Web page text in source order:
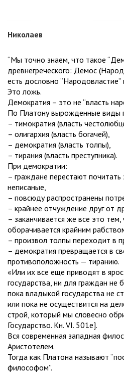
Николаев
“Мы точно знаем, что такое
древнегреческого: Демос
есть дословно “Народовластие”
Это ложь.
Демократия – это не “власть
По Платону вырожденные виды
– тимократия (власть
– олигархия (власть богачей),
– демократия (власть толпы),
– тирания (власть преступника).
При демократии:
– граждане перестают почитать
неписаные,
– повсюду распространены
– крайнее отчуждение друг от
– заканчивается же все это
оборачивается крайним
– произвол толпы переходит в
– демократия превращается в
противоположность — тиранию.
«Или их все еще приводят в
государства, ни для граждан не
пока владыкой государства не
или пока не осуществится на
строй, который мы словесно
Государство. Кн. VI. 501е].
Вся современная западная
Аристотелем.
Тогда как Платона называют
философом”.